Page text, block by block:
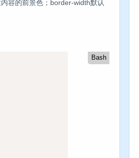
容的前景色；border-width默认
Bash